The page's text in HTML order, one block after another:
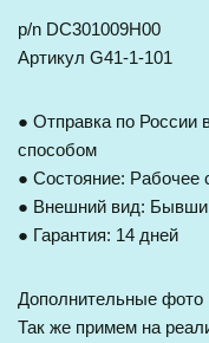
p/n DC301009H00
Артикул G41-1-101
● Отправка по России
способом
● Состояние: Рабочее
● Внешний вид:
● Гарантия: 14 дней
Дополнительные фото
Так же примем на